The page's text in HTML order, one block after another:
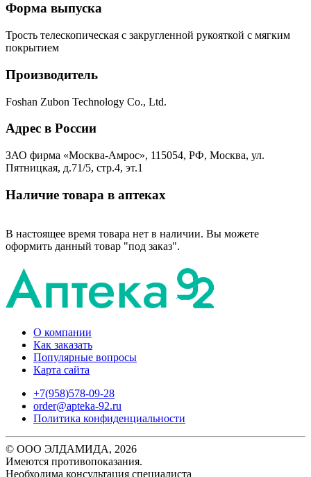
Форма выпуска
Трость телескопическая с закругленной рукояткой с мягким
покрытием
Производитель
Foshan Zubon Technology Co., Ltd.
Адрес в России
ЗАО фирма «Москва-Амрос», 115054, РФ, Москва, ул.
Пятницкая, д.71/5, стр.4, эт.1
Наличие товара в аптеках
В настоящее время товара нет в наличии. Вы можете
оформить данный товар "под заказ".
О компании
Как заказать
Популярные вопросы
Карта сайта
+7(958)578-09-28
order@apteka-92.ru
Политика конфиденциальности
© ООО ЭЛДАМИДА, 2026
Имеются противопоказания.
Необходима консультация специалиста